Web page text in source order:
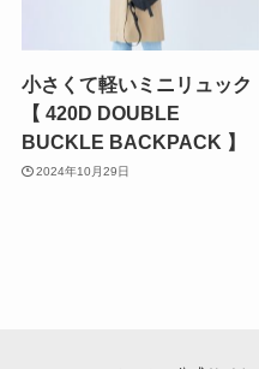
小さくて軽いミニリュック
【 420D DOUBLE
BUCKLE BACKPACK 】
2024年10月29日